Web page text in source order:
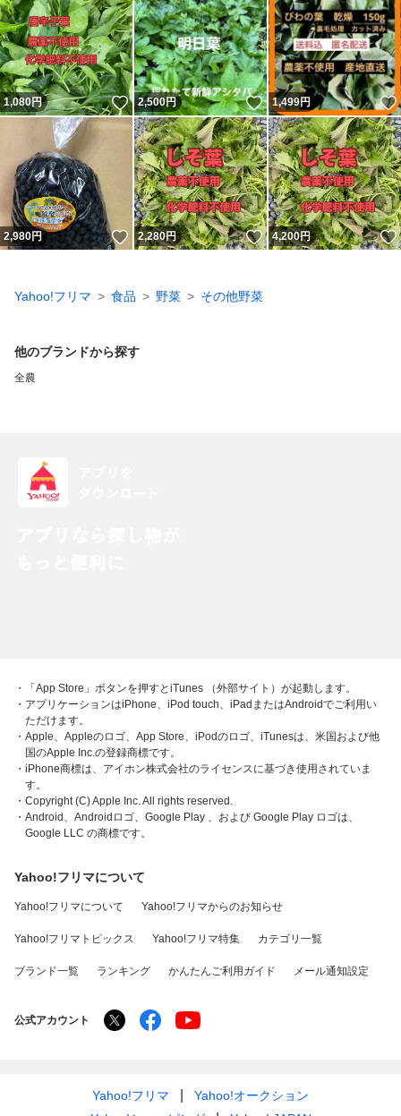
1,080円 いいね！
2,500円 いいね！
1,499円
2,980円 いいね！
2,280円 いいね！
4,200円
Yahoo!フリマ 食品 野菜 その他野菜
他のブランドから探す
全農
・「App Store」ボタンを押すとiTunes （外部サイト）が起動します。
・アプリケーションはiPhone、iPod touch、iPadまたはAndroidでご利用い
ただけます。
・Apple、Appleのロゴ、App Store、iPodのロゴ、iTunesは、米国および他
国のApple Inc.の登録商標です。
・iPhone商標は、アイホン株式会社のライセンスに基づき使用されていま
す。
・Copyright (C) Apple Inc. All rights reserved.
・Android、Androidロゴ、Google Play 、および Google Play ロゴは、
Google LLC の商標です。
Yahoo!フリマについて
Yahoo!フリマについて Yahoo!フリマからのお知らせ
Yahoo!フリマトピックス Yahoo!フリマ特集 カテゴリ一覧
ブランド一覧 ランキング かんたんご利用ガイド メール通知設定
公式アカウント
Yahoo!フリマ
Yahoo!オークション